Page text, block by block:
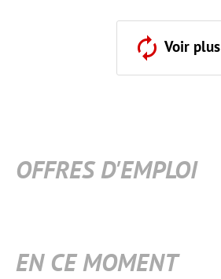
Voir plus
OFFRES D'EMPLOI
EN CE MOMENT